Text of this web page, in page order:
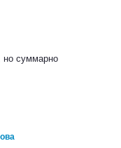
но суммарно